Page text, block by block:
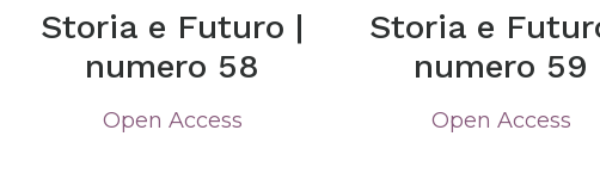
Storia e Futuro |
numero 58
Open Access
Storia e
numero 59
Open Access